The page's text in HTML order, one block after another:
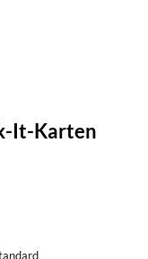
It-Karten